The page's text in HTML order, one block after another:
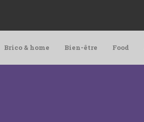
Brico & home Bien-être Food